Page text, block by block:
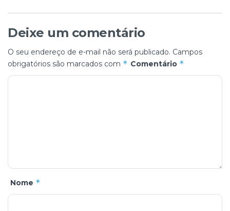
Deixe um comentário
O seu endereço de e-mail não será publicado. Campos
obrigatórios são marcados com * Comentário *
Nome *